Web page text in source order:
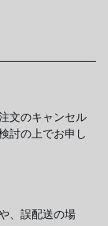
文のキャンセル
討の上でお申し
、誤配送の場